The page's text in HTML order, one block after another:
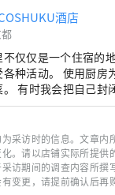
酒店
不仅仅是一个住宿的
各种活动。 使用厨房
。 有时我会把自己封
下，看看书。 与家人
的时间吧。
采访时的信息。文章内
。请以店铺实际所提供
访期间的调查内容所撰
变更，请提前确认后再